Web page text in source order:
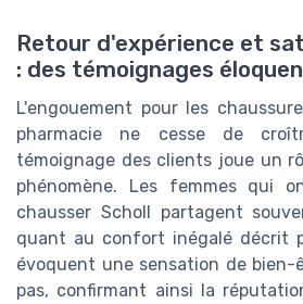
Retour d'expérience et
: des témoignages
L'engouement pour les
pharmacie ne cesse de
témoignage des clients joue un
phénomène. Les femmes qui
chausser Scholl partagent
quant au confort inégalé décrit
évoquent une sensation de bien-
pas, confirmant ainsi la